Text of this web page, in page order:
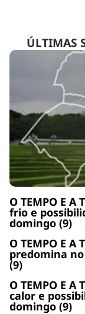
ÚLTIMAS
O TEMPO E A
frio e
domingo (9)
O TEMPO E A
predomina
(9)
O TEMPO E A
calor e
domingo (9)